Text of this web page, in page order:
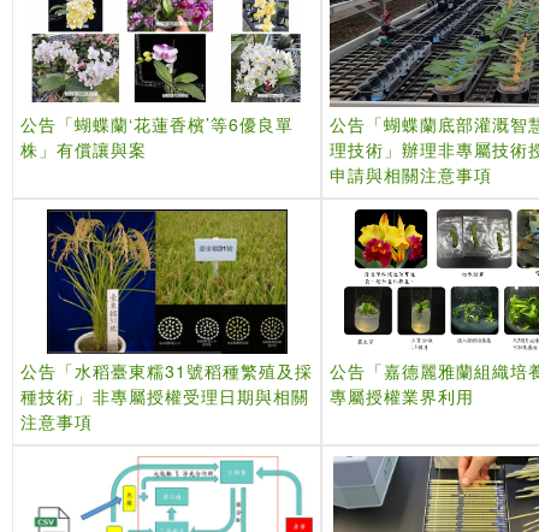
公告「蝴蝶蘭‘花蓮香檳’等6優良單
株」有償讓與案
公告「蝴蝶蘭底部灌溉智
理技術」辦理非專屬技術
申請與相關注意事項
公告「水稻臺東糯31號稻種繁殖及採
種技術」非專屬授權受理日期與相關
注意事項
公告「嘉德麗雅蘭組織培
專屬授權業界利用